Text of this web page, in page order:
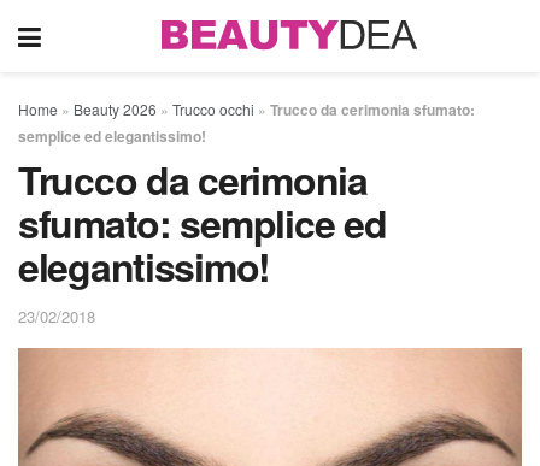
Home » Beauty 2026 » Trucco occhi » Trucco da cerimonia sfumato:
semplice ed elegantissimo!
Trucco da cerimonia
sfumato: semplice ed
elegantissimo!
23/02/2018